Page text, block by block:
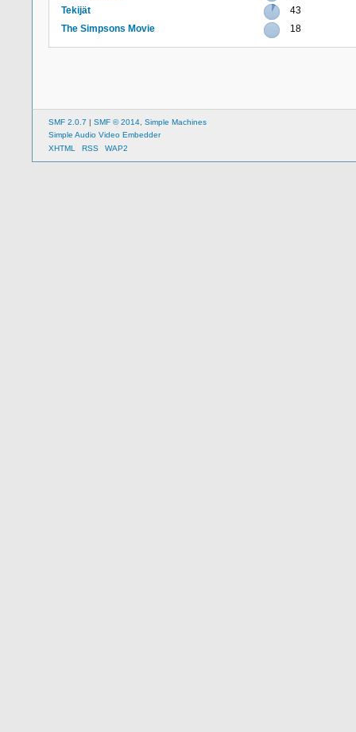
Tekijät
43
The Simpsons Movie
18
SMF 2.0.7 | SMF © 2014 Simple Machines
Simple Audio Video Embedder
XHTML
RSS WAP2